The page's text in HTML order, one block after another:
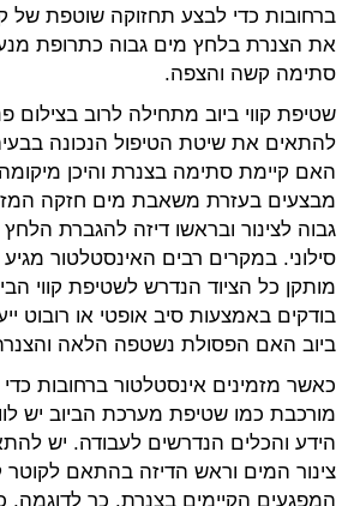
ברחובות כדי לבצע תחזוקה שוטפת של
את הצנרת בלחץ מים גבוה כתרופת
סתימה קשה והצפה.
שטיפת קווי ביוב מתחילה לרוב בצילום
להתאים את שיטת הטיפול הנכונה
האם קיימת סתימה בצנרת והיכן
מבצעים בעזרת משאבת מים חזקה
גבוה לצינור ובראשו דיזה להגברת הלחץ
סילוני. במקרים רבים האינסטלטור
מותקן כל הציוד הנדרש לשטיפת קווי
בודקים באמצעות סיב אופטי או רובוט
ביוב האם הפסולת נשטפה הלאה
כאשר מזמינים אינסטלטור ברחובות
מורכבת כמו שטיפת מערכת הביוב יש
הידע והכלים הנדרשים לעבודה. יש
צינור המים וראש הדיזה בהתאם לקוטר
המפגעים הקיימים בצנרת. כך לדוגמה,